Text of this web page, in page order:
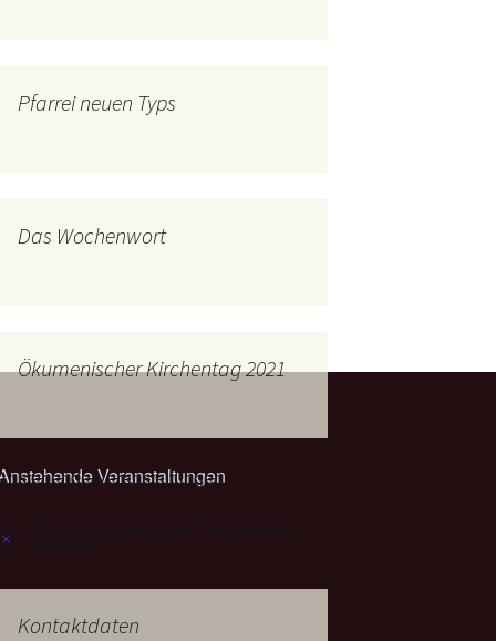
Wochenwort
Pfarrei neuen Typs
Das Wochenwort
Ökumenischer Kirchentag 2021
Veranstaltungen
Hinweis
Kontaktdaten